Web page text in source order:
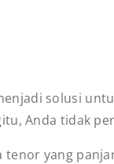
solusi
Anda tidak
yang